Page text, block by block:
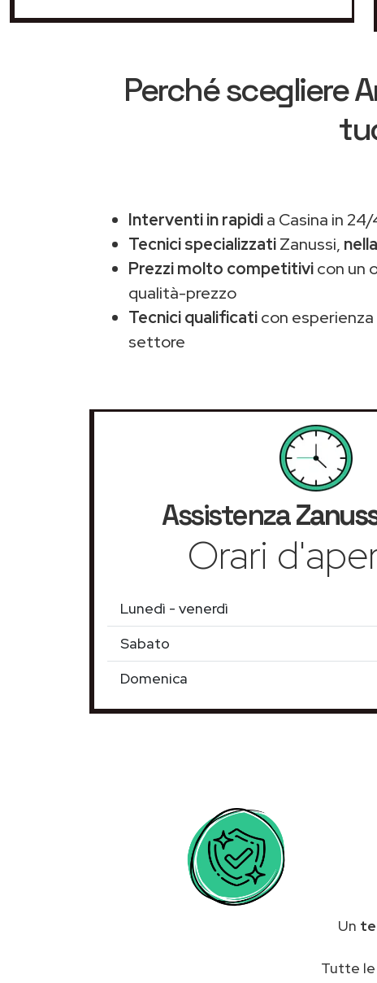
Perché scegliere
Interventi in rapidia Casina in
Tecnici specializzatiZanussi,
Prezzi molto competitivicon un
qualità-prezzo
Tecnici qualificaticon
settore
Assistenza
Orari
Lunedì - venerdì
Sabato
Domenica
Un
Tutte